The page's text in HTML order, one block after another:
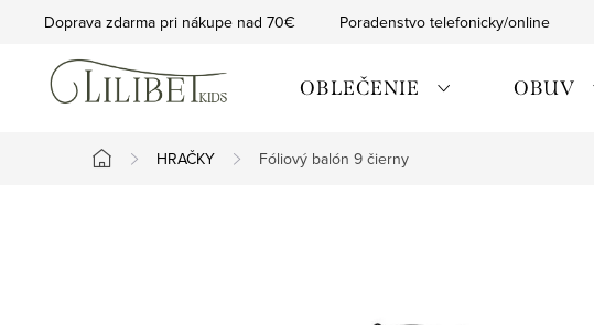
Doprava zdarma pri nákupe nad 70€ Poradenstvo telefonicky/online
OBLEČENIE OBUV
Domov
HRAČKY Fóliový balón 9 čierny